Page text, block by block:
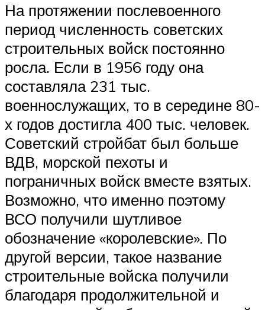
На протяжении послевоенного
период численность советских
строительных войск постоянно
росла. Если в 1956 году она
составляла 231 тыс.
военнослужащих, то в середине 80-
х годов достигла 400 тыс. человек.
Советский стройбат был больше
ВДВ, морской пехоты и
пограничных войск вместе взятых.
Возможно, что именно поэтому
ВСО получили шутливое
обозначение «королевские». По
другой версии, такое название
строительные войска получили
благодаря продолжительной и